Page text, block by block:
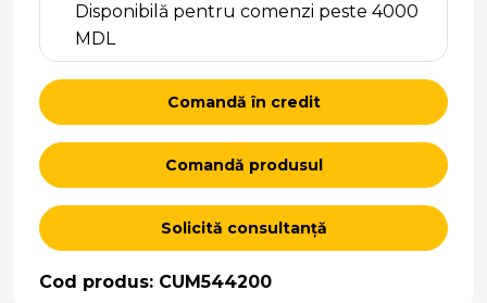
Disponibilă pentru comenzi peste 4000
MDL
Comandă în credit
Comandă produsul
Solicită consultanță
Cod produs: CUM544200